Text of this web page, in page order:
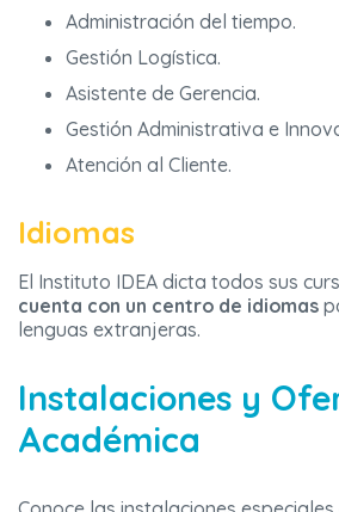
Administración del tiempo.
Gestión Logística.
Asistente de Gerencia.
Gestión Administrativa e
Atención al Cliente.
Idiomas
El Instituto IDEA dicta todos sus
cuenta con un centro de idiomas
lenguas extranjeras.
Instalaciones y
Académica